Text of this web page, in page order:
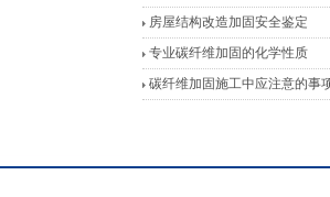
房屋结构改造加固安全鉴定
专业碳纤维加固的化学性质
碳纤维加固施工中应注意的事